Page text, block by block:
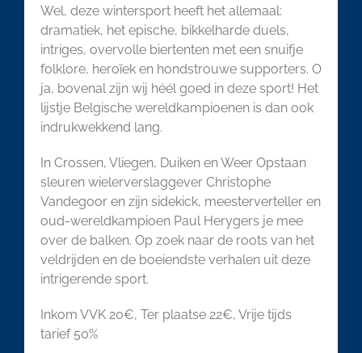
Wel, deze wintersport heeft het allemaal:
dramatiek, het epische, bikkelharde duels,
intriges, overvolle biertenten met een snuifje
folklore, heroïek en hondstrouwe supporters. O
ja, bovenal zijn wij héél goed in deze sport! Het
lijstje Belgische wereldkampioenen is dan ook
indrukwekkend lang.
In Crossen, Vliegen, Duiken en Weer Opstaan
sleuren wielerverslaggever Christophe
Vandegoor en zijn sidekick, meesterverteller en
oud-wereldkampioen Paul Herygers je mee
over de balken. Op zoek naar de roots van het
veldrijden en de boeiendste verhalen uit deze
intrigerende sport.
Inkom VVK 20€, Ter plaatse 22€, Vrije tijds
tarief 50%